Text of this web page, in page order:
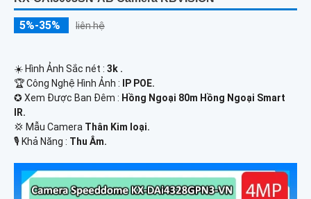
5%-35% liên hệ
☀️ Hình Ảnh Sắc nét : 3k .
🏆 Công Nghệ Hình Ảnh :
IP POE.
✪ Xem Được Ban Đêm : Hồng Ngoại 80m Hồng Ngoại Smart
IR.
💢 Mẫu Camera Thân Kim loại.
️🎙 Khả Năng : Thu Âm.